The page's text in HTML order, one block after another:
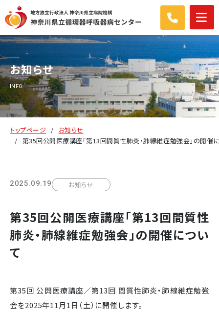
お知らせ
INFO
トップページ
お知らせ
第35回公開医療講座「第13回間質性肺炎・肺線維症勉強会」の開催
2025.09.19 お知らせ
第35回公開医療講座「第13回間質性
肺炎・肺線維症勉強会」の開催につい
て
第35回 公開医療講座／第13回 間質性肺炎・肺線維症勉強
会を2025年11月1日（土）に開催します。